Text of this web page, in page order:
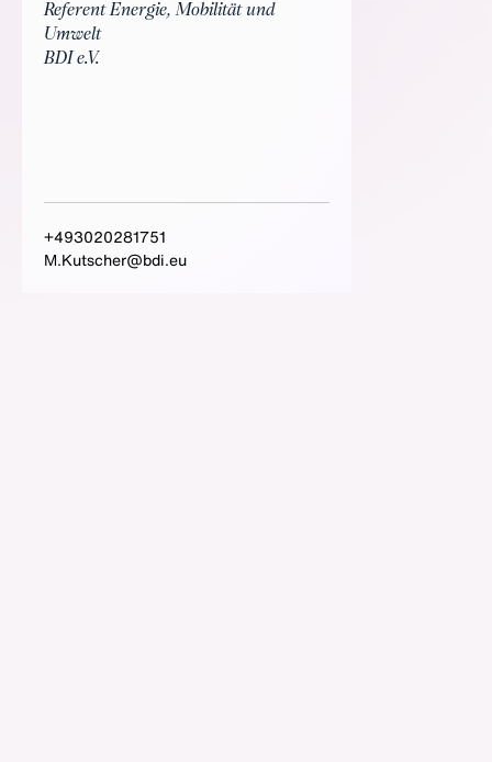
Referent Energie, Mobilität und
Umwelt
BDI e.V.
+493020281751
M.Kutscher@bdi.eu